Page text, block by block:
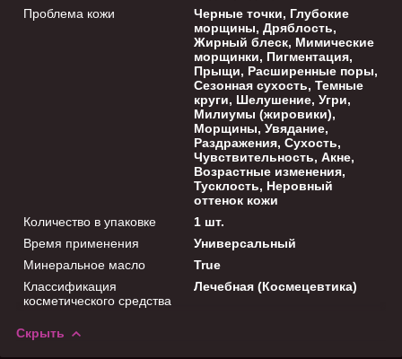
Проблема кожи
Черные точки, Глубокие
морщины, Дряблость,
Жирный блеск, Мимические
морщинки, Пигментация,
Прыщи, Расширенные поры,
Сезонная сухость, Темные
круги, Шелушение, Угри,
Милиумы (жировики),
Морщины, Увядание,
Раздражения, Сухость,
Чувствительность, Акне,
Возрастные изменения,
Тусклость, Неровный
оттенок кожи
Количество в упаковке
1 шт.
Время применения
Универсальный
Минеральное масло
True
Классификация
косметического средства
Лечебная (Космецевтика)
Скрыть